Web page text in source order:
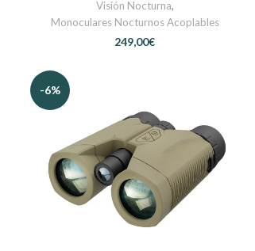
Visión Nocturna,
Monoculares Nocturnos Acoplables
€
-6%